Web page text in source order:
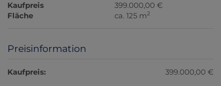
Kaufpreis
399.000,00 €
Fläche
ca. 125 m2
Preisinformation
Kaufpreis: 399.000,00 €